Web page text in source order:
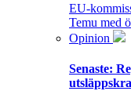
EU-
Temu med
Opinion
Senaste: